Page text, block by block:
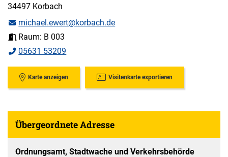
34497 Korbach
michael.ewert@korbach.de
Raum: B 003
05631 53209
Karte anzeigen Visitenkarte exportieren
Übergeordnete Adresse
Ordnungsamt, Stadtwache und Verkehrsbehörde